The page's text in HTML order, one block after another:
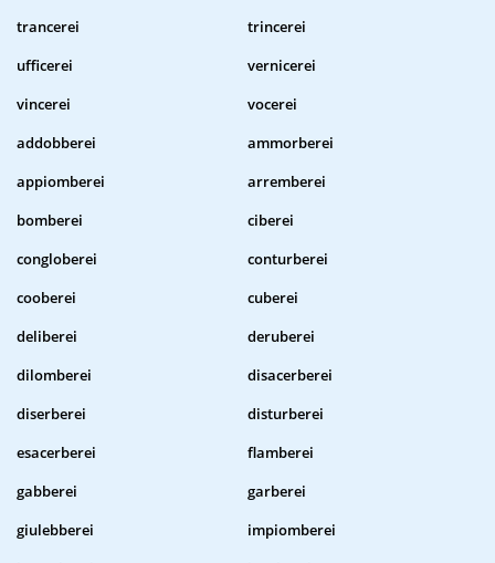
trancerei
trincerei
ufficerei
vernicerei
vincerei
vocerei
addobberei
ammorberei
appiomberei
arremberei
bomberei
ciberei
congloberei
conturberei
cooberei
cuberei
deliberei
deruberei
dilomberei
disacerberei
diserberei
disturberei
esacerberei
flamberei
gabberei
garberei
giulebberei
impiomberei